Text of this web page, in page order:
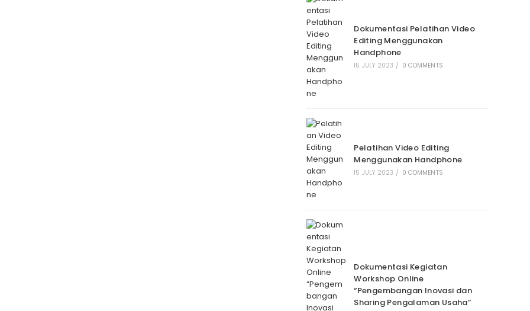
Dokumentasi Pelatihan Video
Editing Menggunakan
Handphone
15 JULY 2023 / 0 COMMENTS
Pelatihan Video Editing
Menggunakan Handphone
15 JULY 2023 / 0 COMMENTS
Dokumentasi Kegiatan
Workshop Online
“Pengembangan Inovasi dan
Sharing Pengalaman Usaha”